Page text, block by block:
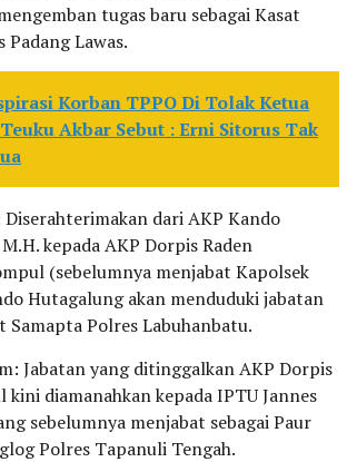
tugas baru sebagai Kasat
Padang Lawas.
Korban TPPO Di Tolak Ketua
Akbar Sebut : Erni Sitorus Tak
Diserahterimakan dari AKP Kando
kepada AKP Dorpis Raden
(sebelumnya menjabat Kapolsek
Hutagalung akan menduduki jabatan
Samapta Polres Labuhanbatu.
Jabatan yang ditinggalkan AKP Dorpis
kini diamanahkan kepada IPTU Jannes
sebelumnya menjabat sebagai Paur
Polres Tapanuli Tengah.